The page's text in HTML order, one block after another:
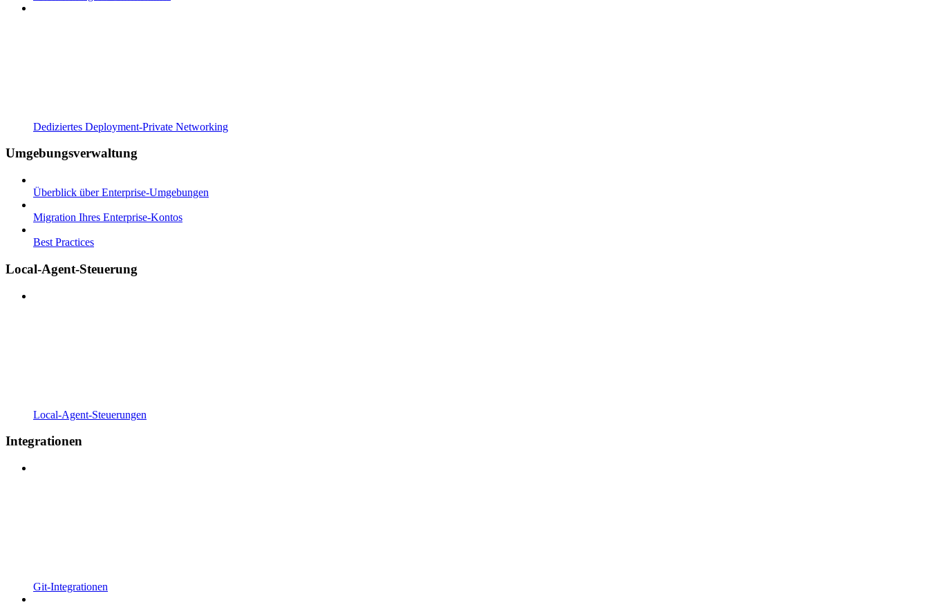
Dediziertes Deployment-Private Networking
Umgebungsverwaltung
Überblick über Enterprise-Umgebungen
Migration Ihres Enterprise-Kontos
Best Practices
Local-Agent-Steuerung
Local-Agent-Steuerungen
Integrationen
Git-Integrationen